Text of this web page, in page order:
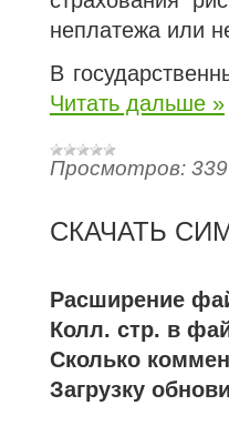
неплатежа или
В
Читать дальше »
Просмотров: 339
СКАЧАТЬ
Расширение
Колл. стр. в
Сколько
Загрузку